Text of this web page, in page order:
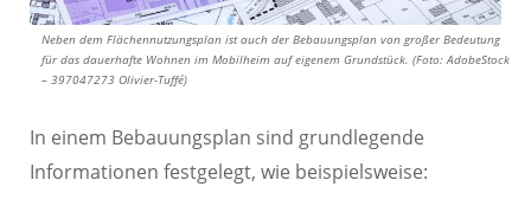
Neben dem Flächennutzungsplan ist auch der Bebauungsplan von großer Bedeutung
für das dauerhafte Wohnen im Mobilheim auf eigenem Grundstück. (Foto: AdobeStock
– 397047273 Olivier-Tuffé)
In einem Bebauungsplan sind grundlegende
Informationen festgelegt, wie beispielsweise: